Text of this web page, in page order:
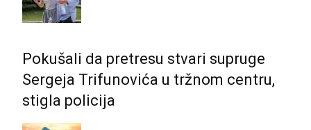
Pokušali da pretresu stvari supruge
Sergeja Trifunovića u tržnom centru,
stigla policija